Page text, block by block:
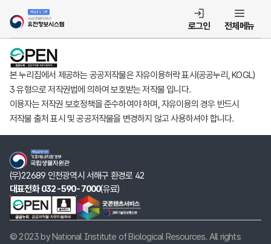
로그인 전체메뉴
본 누리집에서 제공하는 공공저작물은 자유이용허락 표시(공공누리, KOGL)
3 유형으로 저작권법에 의하여 보호받는 저작물 입니다.
이용자는 저작권 보호정책을 준수하여야 하며, 자유이용의 경우 반드시
저작물 출처 표시 및 공공저작물을 변경하지 않고 사용하셔야 합니다.
(우)22689 인천광역시 서해구 환경로 42
대표전화 032-590-7000(유료)
© 2023 by National Institute of Biological Resources. All rights